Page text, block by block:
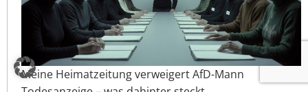
Meine Heimatzeitung verweigert AfD-Mann